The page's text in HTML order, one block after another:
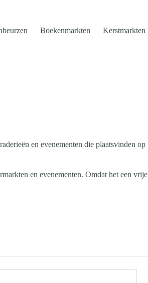
Boekenmarkten Kerstmarkten
en evenementen die plaatsvinden op
en evenementen. Omdat het een vrije